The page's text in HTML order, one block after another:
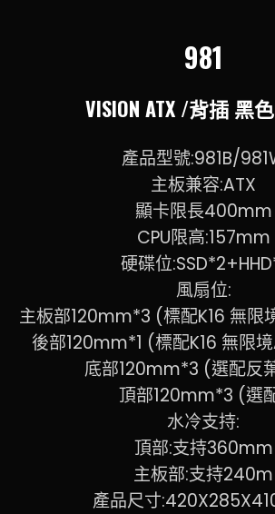
981
VISION ATX /背插 黑
產品型號:981B/
主板兼容:ATX
顯卡限長400mm
CPU限高:157mm
硬碟位
風扇位:
主板部120mm*3 (標配K16 無限
後部120mm*1 (標配K16 無限
底部120mm*3 (選配反
頂部120mm*3 (選
水冷支持:
頂部:支持360mm
主板部:支持240m
產品尺寸